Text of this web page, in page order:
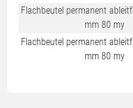
Flachbeutel permanent
mm 80 my
Flachbeutel permanent
mm 80 my